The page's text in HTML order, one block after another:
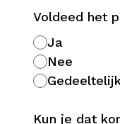
Voldeed het
Ja
Nee
Kun je dat